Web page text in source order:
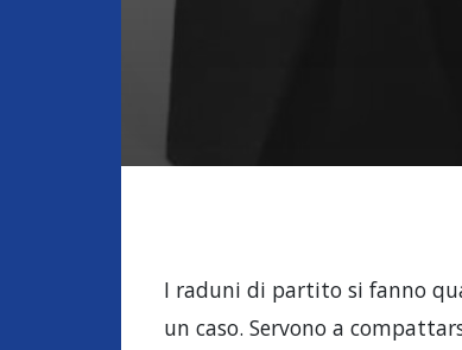
I raduni di partito si fanno
un caso. Servono a